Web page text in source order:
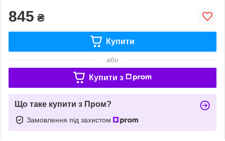
845 ₴
Купити
або
Купити з
Що таке купити з Пром?
Замовлення під захистом